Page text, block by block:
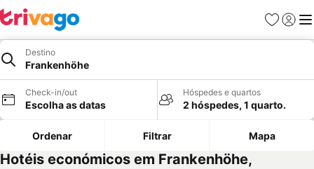
Favoritos
Iniciar
Destino
Frankenhöhe
Check-in/out
Escolha as datas
Hóspedes e quartos
2 hóspedes, 1 quarto.
Ordenar Filtrar Mapa
Hotéis económicos em Frankenhöhe,